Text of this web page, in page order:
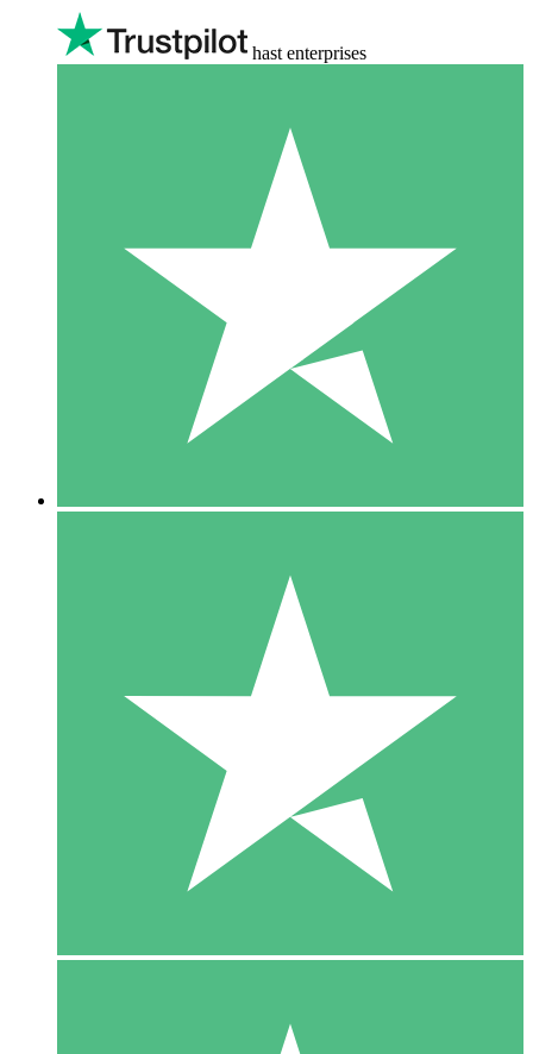
hast enterprises